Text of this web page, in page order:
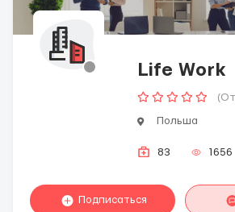
Life Work
Польша
83 1656
Подписаться